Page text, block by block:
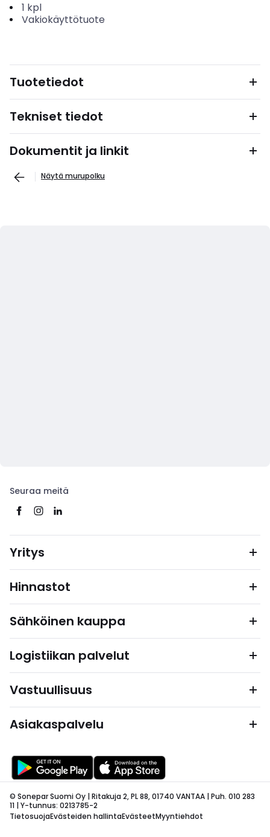
1 kpl
Vakiokäyttötuote
Tuotetiedot
Tekniset tiedot
Dokumentit ja linkit
Näytä murupolku
Seuraa meitä
Yritys
Hinnastot
Sähköinen kauppa
Logistiikan palvelut
Vastuullisuus
Asiakaspalvelu
© Sonepar Suomi Oy | Ritakuja 2, PL 88, 01740 VANTAA | Puh. 010 283
11 | Y-tunnus: 0213785-2
TietosuojaEvästeiden hallintaEvästeetMyyntiehdot